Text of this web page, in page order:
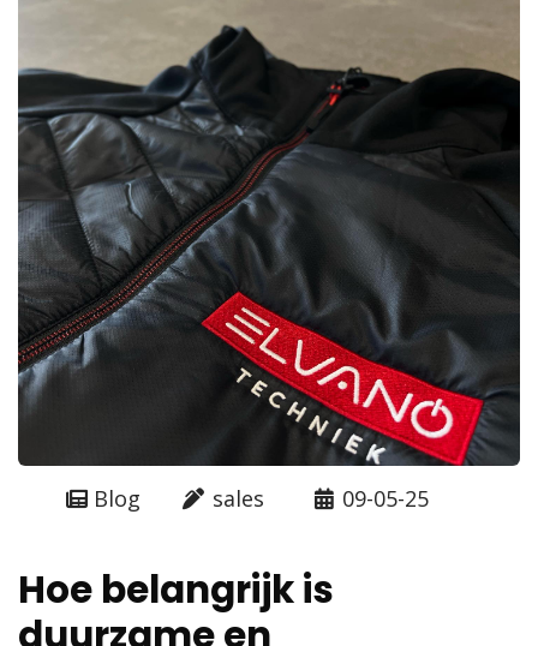
Blog sales 09-05-25
Hoe belangrijk is
duurzame en